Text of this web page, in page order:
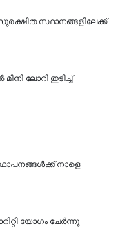
സ്ഥാനങ്ങളിലേക്ക്
ലോറി ഇടിച്ച്
നാളെ
യോഗം ചേർന്നു